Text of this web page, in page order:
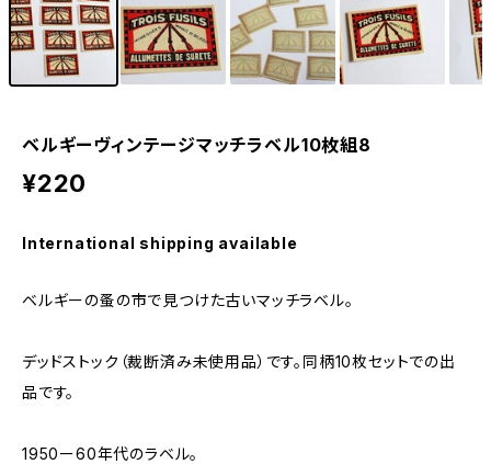
ベルギーヴィンテージマッチラベル10枚組8
¥220
International shipping available
ベルギーの蚤の市で見つけた古いマッチラベル。
デッドストック（裁断済み未使用品）です。同柄10枚セットでの出
品です。
1950ー60年代のラベル。